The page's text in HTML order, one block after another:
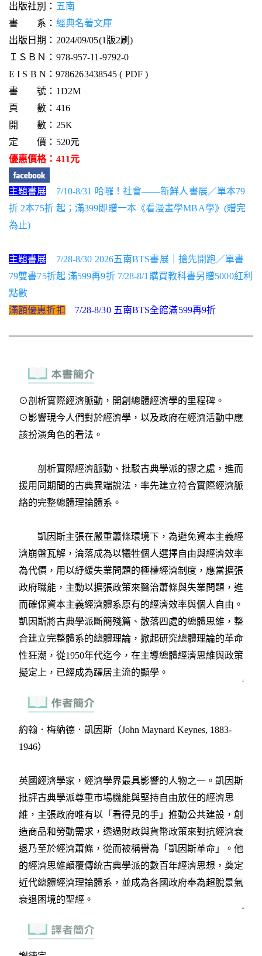
出版社別： 五南
書 系： 經典名著文庫
出版日期：2024/09/05(1版2刷)
ＩＳＢＮ：978-957-11-9792-0
E I S B N：9786263438545 ( PDF )
書 號：1D2M
頁 數：416
開 數：25K
定 價：520元
優惠價格：411元
主題書展
7/10-8/31 哈囉！社會——新鮮人書展／單本79
折 2本75折 起；滿399即贈一本《看漫畫學MBA學》(贈完
為止)
主題書展
7/28-8/30 2026五南BTS書展｜搶先開跑／單書
79雙書75折起 滿599再9折 7/28-8/1購買教科書另贈5000紅利
點數
滿額優惠折扣
7/28-8/30 五南BTS全館滿599再9折